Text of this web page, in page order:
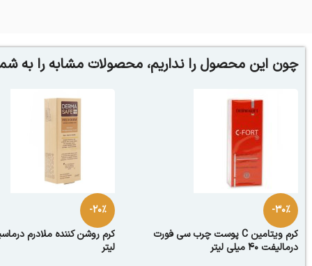
چون این محصول را نداریم، محصولات مشابه را به
-30%
کرم ویتامین C پوست چرب سی فورت
درمالیفت 40 میلی لیتر
-20%
لیتر